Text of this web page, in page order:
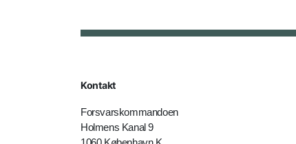
Kontakt
Forsvarskommandoen
Holmens Kanal 9